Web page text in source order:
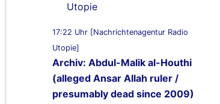
Utopie
17:22 Uhr [Nachrichtenagentur Radio
Utopie]
Archiv: Abdul-Malik al-Houthi
(alleged Ansar Allah ruler /
presumably dead since 2009)